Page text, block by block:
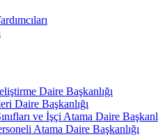
Daire Başkanlığı
Daire Başkanlığı
ve İşçi Atama Daire
Atama Daire Başkanlığı